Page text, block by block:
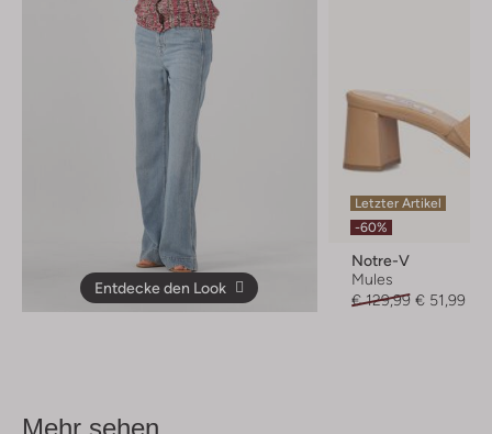
Entdecke den Look
Letzter Artikel
-60%
Notre-V
Mules
€ 129,99 € 51,99
Mehr sehen